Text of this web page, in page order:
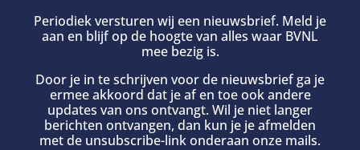
Periodiek versturen wij een nieuwsbrief. Meld je
aan en blijf op de hoogte van alles waar BVNL
mee bezig is.
Door je in te schrijven voor de nieuwsbrief ga je
ermee akkoord dat je af en toe ook andere
updates van ons ontvangt. Wil je niet langer
berichten ontvangen, dan kun je je afmelden
met de unsubscribe-link onderaan onze mails.